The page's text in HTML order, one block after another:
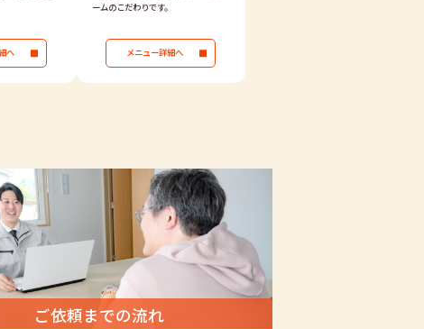
へ
ームのこだわりです。
メニュー詳細へ
ご依頼までの流れ